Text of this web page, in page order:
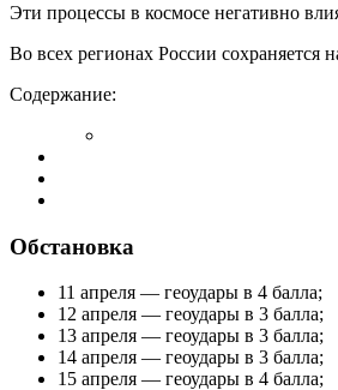
Эти процессы в космосе негативно
Во всех регионах России
Содержание:
Обстановка
11 апреля — геоудары в 4 балла;
12 апреля — геоудары в 3 балла;
13 апреля — геоудары в 3 балла;
14 апреля — геоудары в 3 балла;
15 апреля — геоудары в 4 балла;